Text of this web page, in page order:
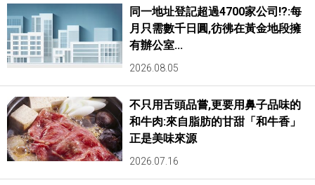
同一地址登記超過4700家公司!?:每
月只需數千日圓,彷彿在黃金地段擁
有辦公室...
2026.08.05
不只用舌頭品嘗,更要用鼻子品味的
和牛肉:來自脂肪的甘甜「和牛香」
正是美味來源
2026.07.16